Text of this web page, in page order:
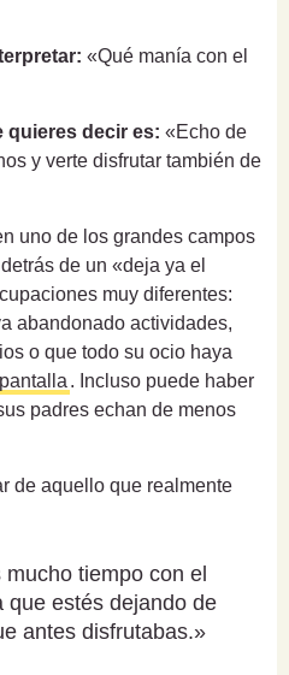
«Qué manía con el
quieres decir es: «Echo de
y verte disfrutar también de
uno de los grandes campos
de un «deja ya el
muy diferentes:
abandonado actividades,
o que todo su ocio haya
pantalla . Incluso puede haber
padres echan de menos
de aquello que realmente
tiempo con el
que estés dejando de
antes disfrutabas.»